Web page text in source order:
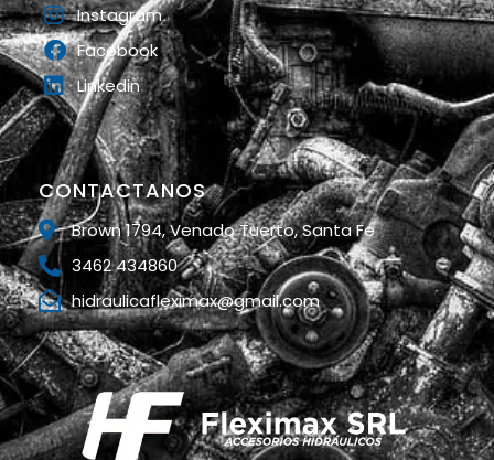
CONTACTANOS
Brown 1794, Venado Tuerto, Santa Fe
3462 434860
hidraulicafleximax@gmail.com
Instagram
Facebook
Linkedin